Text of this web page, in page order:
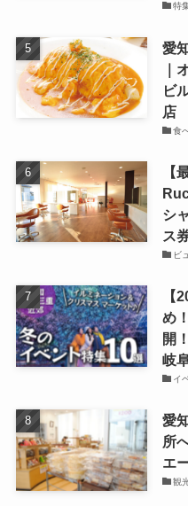
特
愛
｜
ビ
店
食
【
シ
ス
ビ
【
め
開！
岐
イ
愛
所
エ
観